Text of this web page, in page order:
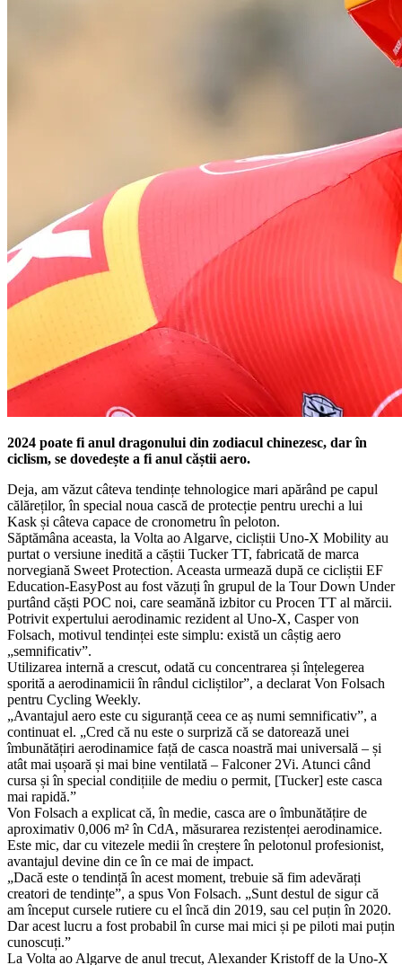
2024 poate fi anul dragonului din zodiacul chinezesc, dar în
ciclism, se dovedește a fi anul căștii aero.
Deja, am văzut câteva tendințe tehnologice mari apărând pe capul
călăreților, în special noua cască de protecție pentru urechi a lui
Kask și câteva capace de cronometru în peloton.
Săptămâna aceasta, la Volta ao Algarve, cicliștii Uno-X Mobility au
purtat o versiune inedită a căștii Tucker TT, fabricată de marca
norvegiană Sweet Protection. Aceasta urmează după ce cicliștii EF
Education-EasyPost au fost văzuți în grupul de la Tour Down Under
purtând căști POC noi, care seamănă izbitor cu Procen TT al mărcii.
Potrivit expertului aerodinamic rezident al Uno-X, Casper von
Folsach, motivul tendinței este simplu: există un câștig aero
„semnificativ”.
Utilizarea internă a crescut, odată cu concentrarea și înțelegerea
sporită a aerodinamicii în rândul cicliștilor”, a declarat Von Folsach
pentru Cycling Weekly.
„Avantajul aero este cu siguranță ceea ce aș numi semnificativ”, a
continuat el. „Cred că nu este o surpriză că se datorează unei
îmbunătățiri aerodinamice față de casca noastră mai universală – și
atât mai ușoară și mai bine ventilată – Falconer 2Vi. Atunci când
cursa și în special condițiile de mediu o permit, [Tucker] este casca
mai rapidă.”
Von Folsach a explicat că, în medie, casca are o îmbunătățire de
aproximativ 0,006 m² în CdA, măsurarea rezistenței aerodinamice.
Este mic, dar cu vitezele medii în creștere în pelotonul profesionist,
avantajul devine din ce în ce mai de impact.
„Dacă este o tendință în acest moment, trebuie să fim adevărați
creatori de tendințe”, a spus Von Folsach. „Sunt destul de sigur că
am început cursele rutiere cu el încă din 2019, sau cel puțin în 2020.
Dar acest lucru a fost probabil în curse mai mici și pe piloti mai puțin
cunoscuți.”
La Volta ao Algarve de anul trecut, Alexander Kristoff de la Uno-X